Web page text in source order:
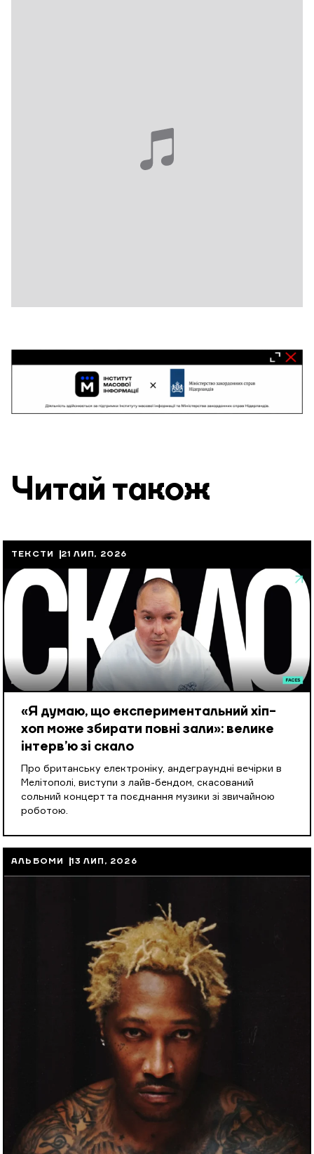
Читай також
ТЕКСТИ 21 ЛИП, 2026
«Я думаю, що експериментальний хіп-
хоп може збирати повні зали»: велике
інтерв’ю зі скало
Про британську електроніку, андеграундні вечірки в
Мелітополі, виступи з лайв-бендом, скасований
сольний концерт та поєднання музики зі звичайною
роботою.
АЛЬБОМИ 13 ЛИП, 2026